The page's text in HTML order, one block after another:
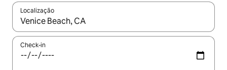
Localização
Quando os resultados estiverem disponíveis, explore-os
Check-in